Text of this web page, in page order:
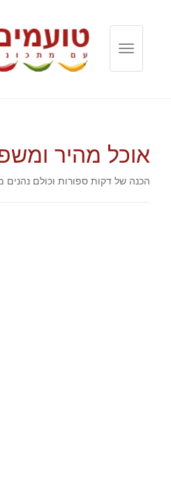
T
n
a
v
אוכל מהיר
הכנה של דקות ספורות וכולם נהנים